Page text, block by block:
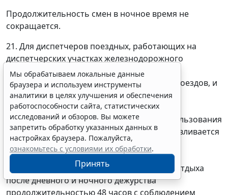
Продолжительность смен в ночное время не
сокращается.
21. Для диспетчеров поездных, работающих на
диспетчерских участках железнодорожного
транспорта общего пользования с особо
интенсивным и интенсивным движением поездов, и
дежурных по железнодорожным станциям
внеклассным и 1 класса на участках
железнодорожного транспорта общего пользования
с интенсивным движением поездов устанавливается
пятисменный график сменности с
двенадцатичасовой продолжительностью
непрерывной работы с предоставлением отдыха
после дневного и ночного дежурства
продолжительностью 48 часов с соблюдением
Мы обрабатываем локальные данные
браузера и используем инструменты
аналитики в целях улучшения и обеспечения
работоспособности сайта, статистических
исследований и обзоров. Вы можете
запретить обработку указанных данных в
настройках браузера. Пожалуйста,
ознакомьтесь с условиями их обработки.
Принять